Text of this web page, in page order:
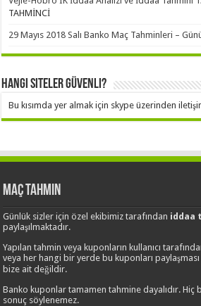
TAHMİNCİ
29 Mayıs 2018 Salı Banko Maç Tahminleri –
Hangi Siteler Güvenli?
Bu kısımda yer almak için skype üzerinden
Maç Tahmin
Günlük sizler için özel ekibimiz tarafından iddaa
paylaşılmaktadır.
Yapılan tahmin veya kuponların kullanıcı
veya her hangi bir yerde bu kuponları
bize ait değildir.
Banko kuponlar tamamen tahmine dayalıdır. Hiç
sonuç söylenemez.